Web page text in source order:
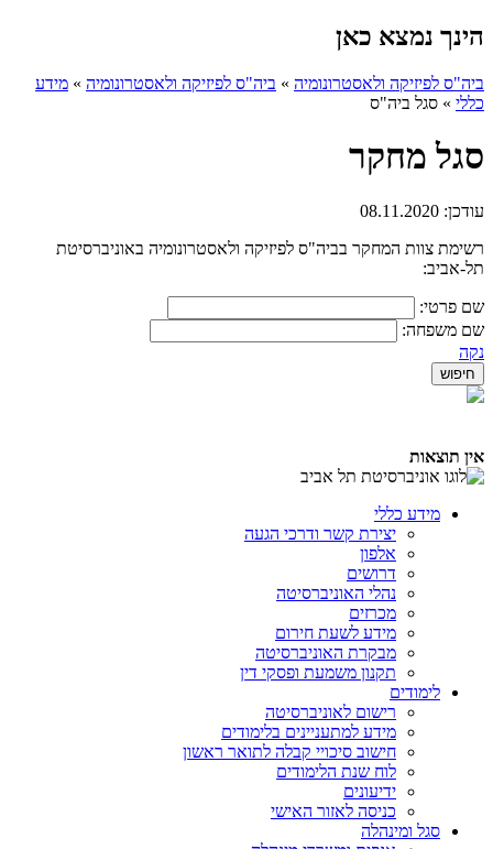
הינך נמצא כאן
ביה"ס לפיזיקה ולאסטרונומיה » ביה"ס לפיזיקה ולאסטרונומיה » מידע
כללי » סגל ביה"ס
סגל מחקר
עודכן: 08.11.2020
רשימת צוות המחקר בביה"ס לפיזיקה ולאסטרונומיה באוניברסיטת
תל-אביב:
שם פרטי:
שם משפחה:
נקה
אין תוצאות
מידע כללי
יצירת קשר ודרכי הגעה
אלפון
דרושים
נהלי האוניברסיטה
מכרזים
מידע לשעת חירום
מבקרת האוניברסיטה
תקנון משמעת ופסקי דין
לימודים
רישום לאוניברסיטה
מידע למתעניינים בלימודים
חישוב סיכויי קבלה לתואר ראשון
לוח שנת הלימודים
ידיעונים
כניסה לאזור האישי
סגל ומינהלה